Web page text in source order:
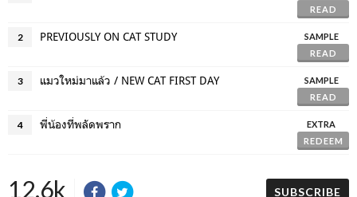
READ
2 PREVIOUSLY ON CAT STUDY
SAMPLE
READ
3 แมวใหม่มาแล้ว / NEW CAT FIRST DAY
SAMPLE
READ
4 พี่น้องที่พลัดพราก
EXTRA
REDEEM
12.6k SUBSCRIBE